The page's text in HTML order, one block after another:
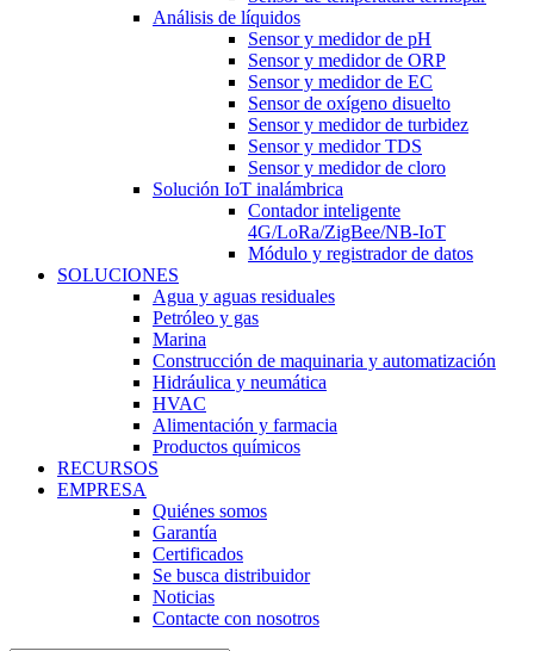
Análisis de líquidos
Sensor y medidor de pH
Sensor y medidor de ORP
Sensor y medidor de EC
Sensor de oxígeno disuelto
Sensor y medidor de turbidez
Sensor y medidor TDS
Sensor y medidor de cloro
Solución IoT inalámbrica
Contador inteligente
4G/LoRa/ZigBee/NB-IoT
Módulo y registrador de datos
SOLUCIONES
Agua y aguas residuales
Petróleo y gas
Marina
Construcción de maquinaria y automatización
Hidráulica y neumática
HVAC
Alimentación y farmacia
Productos químicos
RECURSOS
EMPRESA
Quiénes somos
Garantía
Certificados
Se busca distribuidor
Noticias
Contacte con nosotros